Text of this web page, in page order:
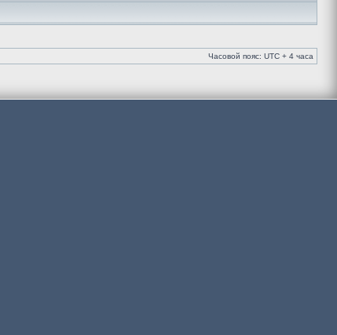
Часовой пояс: UTC + 4 часа